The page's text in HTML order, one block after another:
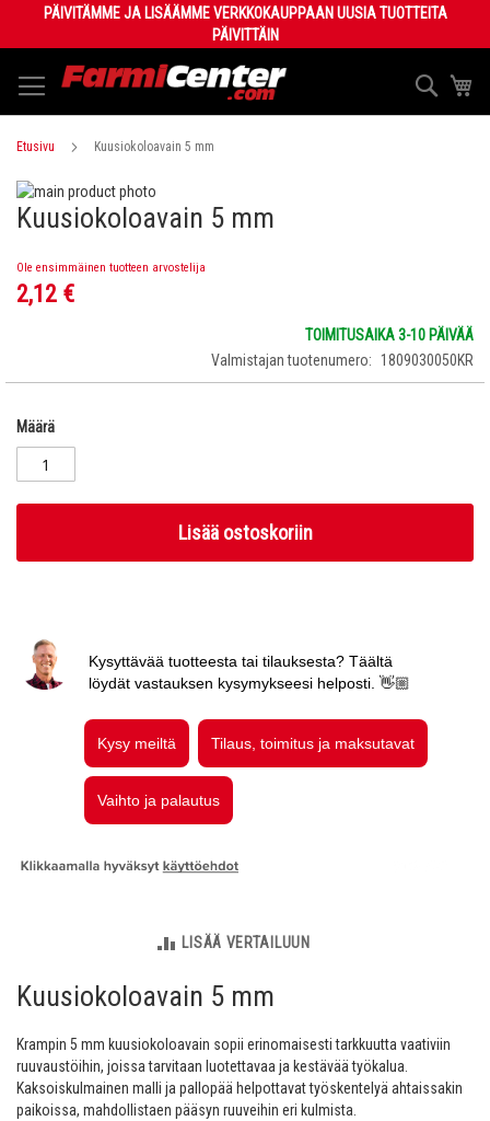
Content
PÄIVITÄMME JA LISÄÄMME VERKKOKAUPPAAN UUSIA TUOTTEITA
PÄIVITTÄIN
Haku
Etusivu Kuusiokoloavain 5 mm
Skip
to
the
Skip
of
Kuusiokoloavain 5 mm
Ole ensimmäinen tuotteen arvostelija
2,12 €
TOIMITUSAIKA 3-10 PÄIVÄÄ
Valmistajan tuotenumero
1809030050KR
Määrä
Lisää ostoskoriin
LISÄÄ VERTAILUUN
Kuusiokoloavain 5 mm
Krampin 5 mm kuusiokoloavain sopii erinomaisesti tarkkuutta vaativiin
ruuvaustöihin, joissa tarvitaan luotettavaa ja kestävää työkalua.
Kaksoiskulmainen malli ja pallopää helpottavat työskentelyä ahtaissakin
paikoissa, mahdollistaen pääsyn ruuveihin eri kulmista.